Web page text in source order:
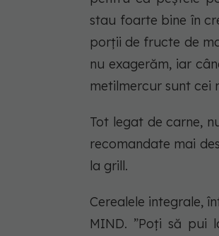
stau foarte bine în
porții de fructe de
nu exagerăm, iar
metilmercur sunt cei
Tot legat de carne,
recomandate mai
la grill.
Cerealele integrale,
MIND. ”Poți să pui